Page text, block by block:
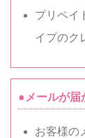
プリペイ
イプのク
●メールが届
お客様の